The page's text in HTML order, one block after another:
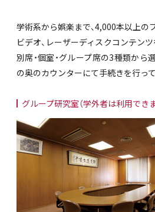
学術系から娯楽まで、4,000本以上の
ビデオ、レーザーディスクコンテン
別席・個室・グループ席の3種類から
の奥のカウンターにて手続きを行っ
グループ研究室（学外者は利用でき